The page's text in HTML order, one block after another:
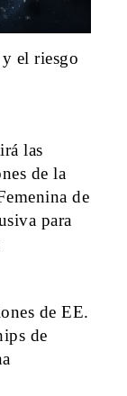
y el riesgo
las
de la
de
para
de EE.
de